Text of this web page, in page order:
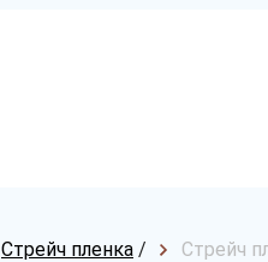
Стрейч пленка / Стрейч